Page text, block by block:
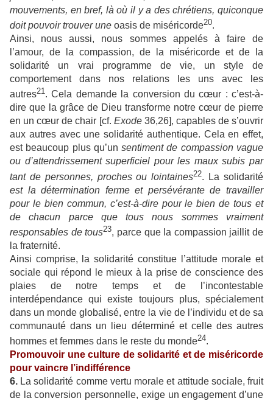
mouvements, en bref, là où il y a des chrétiens, quiconque
doit pouvoir trouver une oasis de miséricorde20.
Ainsi, nous aussi, nous sommes appelés à faire de
l’amour, de la compassion, de la miséricorde et de la
solidarité un vrai programme de vie, un style de
comportement dans nos relations les uns avec les
autres21 . Cela demande la conversion du cœur : c’est-à-
dire que la grâce de Dieu transforme notre cœur de pierre
en un cœur de chair [cf. Exode36,26], capables de s’ouvrir
aux autres avec une solidarité authentique. Cela en effet,
est beaucoup plus qu’unsentiment de compassion vague
ou d’attendrissement superficiel pour les maux subis par
tant de personnes, proches ou lointaines22. La solidarité
est la détermination ferme et persévérante de travailler
pour le bien commun, c’est-à-dire pour le bien de tous et
de chacun parce que tous nous sommes vraiment
responsables de tous23, parce que la compassion jaillit de
la fraternité.
Ainsi comprise, la solidarité constitue l’attitude morale et
sociale qui répond le mieux à la prise de conscience des
plaies de notre temps et de l’incontestable
interdépendance qui existe toujours plus, spécialement
dans un monde globalisé, entre la vie de l’individu et de sa
communauté dans un lieu déterminé et celle des autres
hommes et femmes dans le reste du monde24.
Promouvoir une culture de solidarité et de miséricorde
pour vaincre l’indifférence
6. La solidarité comme vertu morale et attitude sociale, fruit
de la conversion personnelle, exige un engagement d’une